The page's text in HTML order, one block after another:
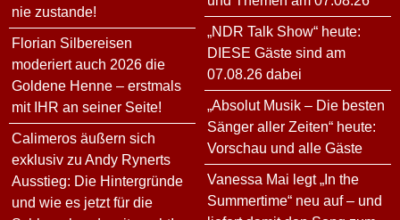
nie zustande!
Florian Silbereisen
moderiert auch 2026 die
Goldene Henne – erstmals
mit IHR an seiner Seite!
Calimeros äußern sich
exklusiv zu Andy Rynerts
Ausstieg: Die Hintergründe
und wie es jetzt für die
„NDR Talk Show“ heute:
DIESE Gäste sind am
07.08.26 dabei
„Absolut Musik – Die besten
Sänger aller Zeiten“ heute:
Vorschau und alle Gäste
Vanessa Mai legt „In the
Summertime“ neu auf – und